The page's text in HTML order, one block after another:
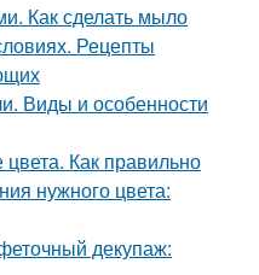
Как сделать мыло
Рецепты
Виды и особенности
Как правильно
нужного цвета:
декупаж: